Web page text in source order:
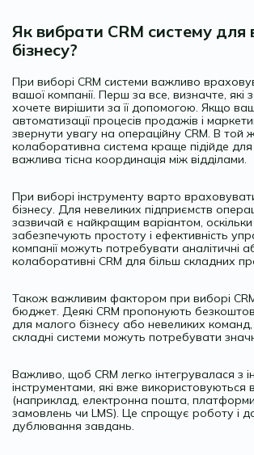
Як вибрати CRM систему для
бізнесу?
При виборі CRM системи важливо
вашої компанії. Перш за все, визначте, які
хочете вирішити за її допомогою. Якщо
автоматизації процесів продажів і
звернути увагу на операційну CRM. В той
колаборативна система краще підійде для
важлива тісна координація між відділами.
При виборі інструменту варто
бізнесу. Для невеликих підприємств
зазвичай є найкращим варіантом,
забезпечують простоту і ефективність
компанії можуть потребувати аналітичні
колаборативні CRM для більш складних
Також важливим фактором при виборі
бюджет. Деякі CRM пропонують
для малого бізнесу або невеликих команд,
складні системи можуть потребувати
Важливо, щоб CRM легко інтегрувалася з
інструментами, які вже використовуються
(наприклад, електронна пошта,
замовлень чи LMS). Це спрощує роботу і
дублювання завдань.